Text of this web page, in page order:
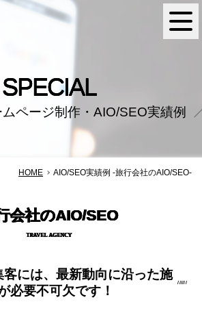
SPECIAL
ページ制作・AIO/SEO実績例
HOME AIO/SEO実績例 -旅行会社のAIO/SEO-
会社のAIO/SEO
TRAVEL AGENCY
には、 最新動向に沿った施
必要不可欠です！